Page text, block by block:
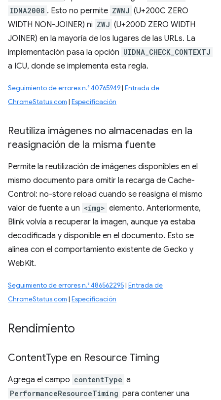
IDNA2008 . Esto no permite ZWNJ (U+200C ZERO
WIDTH NON-JOINER) ni ZWJ (U+200D ZERO WIDTH
JOINER) en la mayoría de los lugares de las URLs. La
implementación pasa la opción UIDNA_CHECK_CONTEXTJ
a ICU, donde se implementa esta regla.
Seguimiento de errores n.° 40765949| Entrada de
ChromeStatus.com | Especificación
Reutiliza imágenes no almacenadas en la
reasignación de la misma fuente
Permite la reutilización de imágenes disponibles en el
mismo documento para omitir la recarga de Cache-
Control: no-store reload cuando se reasigna el mismo
valor de fuente a un <img> elemento. Anteriormente,
Blink volvía a recuperar la imagen, aunque ya estaba
decodificada y disponible en el documento. Esto se
alinea con el comportamiento existente de Gecko y
WebKit.
Seguimiento de errores n.° 486562295| Entrada de
ChromeStatus.com | Especificación
Rendimiento
ContentType en Resource Timing
Agrega el campo contentType a
PerformanceResourceTiming para contener una